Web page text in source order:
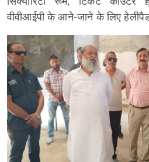
वीवीआईपी के आने-जाने के लिए हेलीपैड